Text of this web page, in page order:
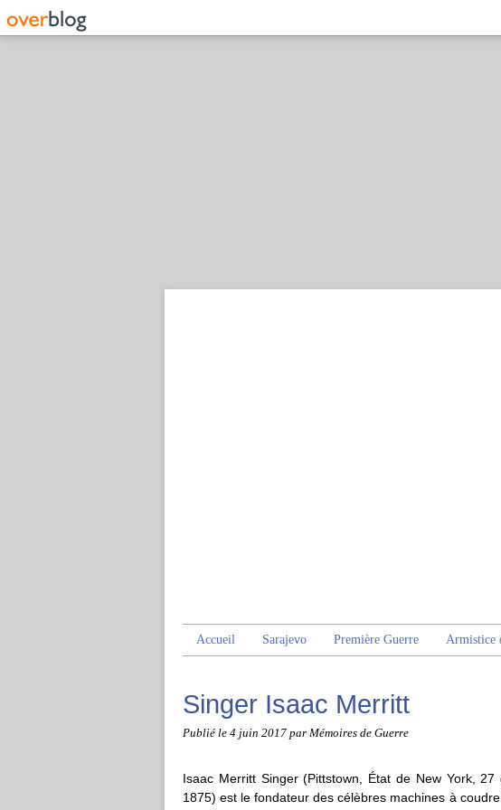
Accueil Sarajevo Première Guerre Armistice
Singer Isaac Merritt
Publié le 4 juin 2017 par Mémoires de Guerre
Isaac Merritt Singer (Pittstown, État de New York,
1875) est le fondateur des célèbres machines à